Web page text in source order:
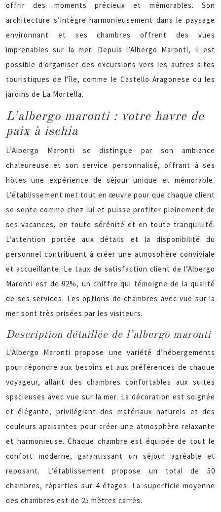
offrir des moments précieux et mémorables. Son
architecture s’intègre harmonieusement dans le paysage
environnant et ses chambres offrent des vues
imprenables sur la mer. Depuis l’Albergo Maronti, il est
possible d’organiser des excursions vers les autres sites
touristiques de l’île, comme le Castello Aragonese ou les
jardins de La Mortella.
L’albergo maronti : votre havre de
paix à ischia
L’Albergo Maronti se distingue par son ambiance
chaleureuse et son service personnalisé, offrant à ses
hôtes une expérience de séjour unique et mémorable.
L’établissement met tout en œuvre pour que chaque client
se sente comme chez lui et puisse profiter pleinement de
ses vacances, en toute sérénité et en toute tranquillité.
L’attention portée aux détails et la disponibilité du
personnel contribuent à créer une atmosphère conviviale
et accueillante. Le taux de satisfaction client de l’Albergo
Maronti est de 92%, un chiffre qui témoigne de la qualité
de ses services. Les options de chambres avec vue sur la
mer sont très prisées par les visiteurs.
Description détaillée de l’albergo maronti
L’Albergo Maronti propose une variété d’hébergements
pour répondre aux besoins et aux préférences de chaque
voyageur, allant des chambres confortables aux suites
spacieuses avec vue sur la mer. La décoration est soignée
et élégante, privilégiant des matériaux naturels et des
couleurs apaisantes pour créer une atmosphère relaxante
et harmonieuse. Chaque chambre est équipée de tout le
confort moderne, garantissant un séjour agréable et
reposant. L’établissement propose un total de 50
chambres, réparties sur 4 étages. La superficie moyenne
des chambres est de 25 mètres carrés.